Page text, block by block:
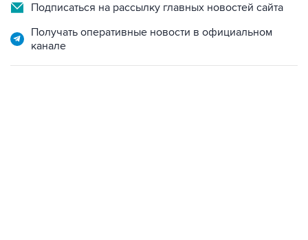
Подписаться на рассылку главных новостей сайта
Получать оперативные новости в официальном
канале